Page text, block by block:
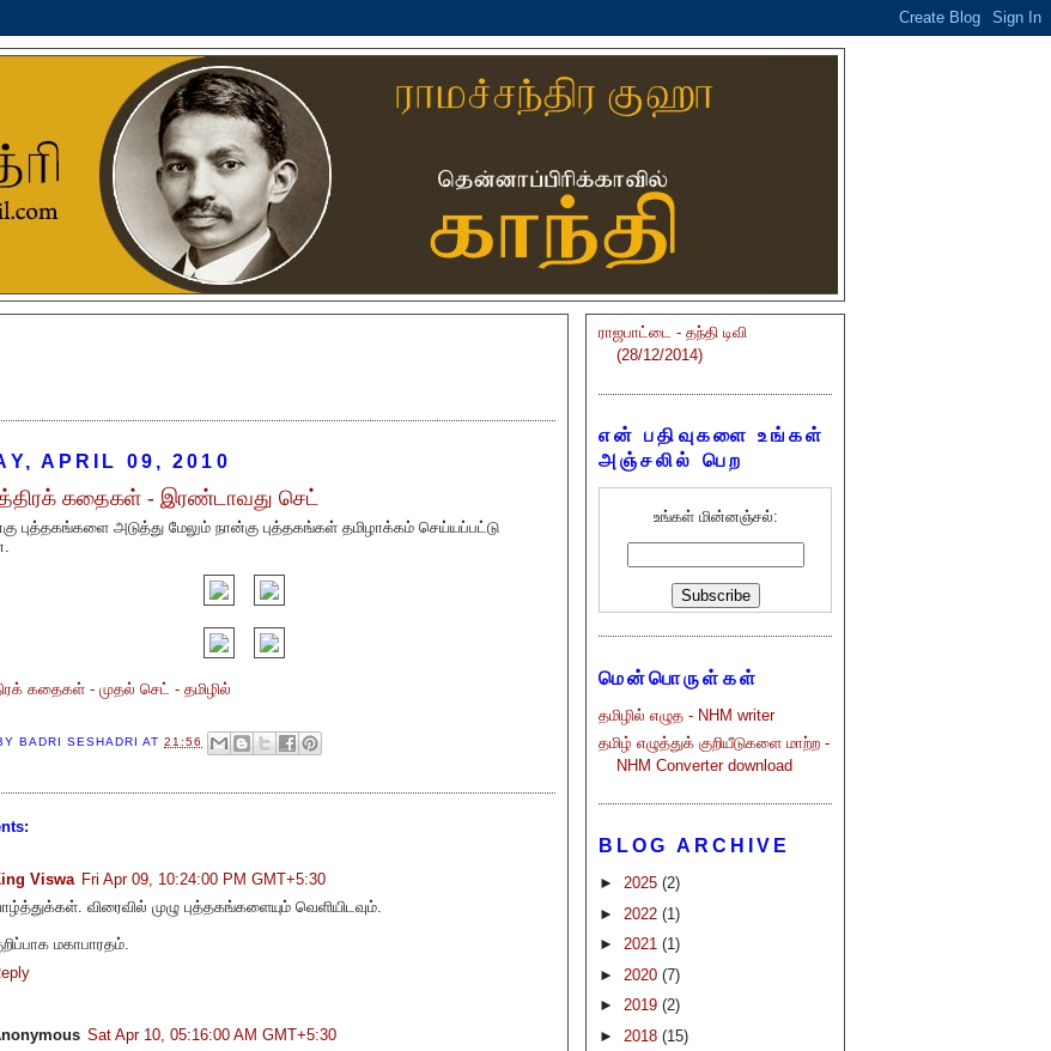
APRIL 09, 2010
கதைகள் - இரண்டாவது செட்
புத்தகங்களை அடுத்து மேலும் நான்கு புத்தகங்கள் தமிழாக்கம் செய்யப்பட்டு
கதைகள் - முதல் செட் - தமிழில்
BADRI SESHADRI AT21:56
Viswa Fri Apr 09, 10:24:00 PM GMT+5:30
விரைவில் முழு புத்தகங்களையும் வெளியிடவும்.
மகாபாரதம்.
Sat Apr 10, 05:16:00 AM GMT+5:30
ராஜபாட்டை - தந்தி டிவி
(28/12/2014)
என் பதிவுகளை உங்கள்
அஞ்சலில் பெற
உங்கள் மின்னஞ்சல்:
மென்பொருள்கள்
தமிழில் எழுத - NHM writer
தமிழ் எழுத்துக் குறியீடுகளை மாற்ற -
NHM Converter download
BLOG ARCHIVE
► 2025 (2)
► 2022 (1)
► 2021 (1)
► 2020 (7)
► 2019 (2)
► 2018 (15)